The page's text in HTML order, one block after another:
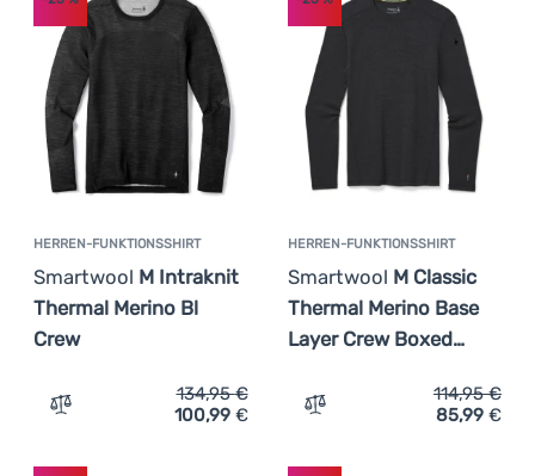
Kochen
Klettern
Ultraleichte
Ausrüstung
Sport
Marken
Club
eXtra
Kontakte
Wie wir Produkte einstufen
Bestseller
Höchster Rabatt
Leichteste
Teuerste
Günstigste
Herren
Überwiegende Farbe
Schwarz
Preis
HERREN-FUNKTIONSSHIRT
Smartwool M Intraknit
Thermal Merino Bl
Crew
Zum Vergleich 'Herren-Funktionsshirt Smartwool M
134,95€
100,99 €
HERREN-FUNKTIONSSHIRT
Smartwool M Classic
Thermal Merino Base
Layer Crew Boxed…
Zum Vergleich 'Herren-
114,95€
85,99 €